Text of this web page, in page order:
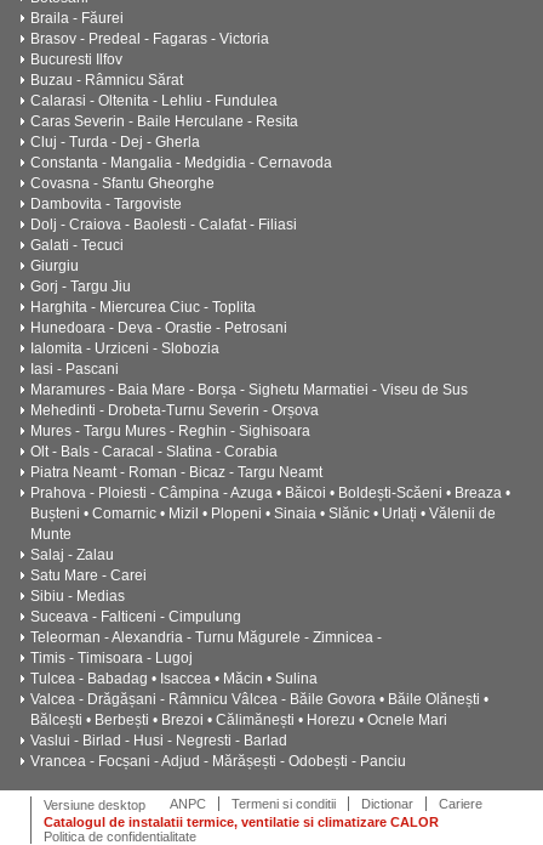
Braila - Făurei
Brasov - Predeal - Fagaras - Victoria
Bucuresti Ilfov
Buzau - Râmnicu Sărat
Calarasi - Oltenita - Lehliu - Fundulea
Caras Severin - Baile Herculane - Resita
Cluj - Turda - Dej - Gherla
Constanta - Mangalia - Medgidia - Cernavoda
Covasna - Sfantu Gheorghe
Dambovita - Targoviste
Dolj - Craiova - Baolesti - Calafat - Filiasi
Galati - Tecuci
Giurgiu
Gorj - Targu Jiu
Harghita - Miercurea Ciuc - Toplita
Hunedoara - Deva - Orastie - Petrosani
Ialomita - Urziceni - Slobozia
Iasi - Pascani
Maramures - Baia Mare - Borșa - Sighetu Marmatiei - Viseu de Sus
Mehedinti - Drobeta-Turnu Severin - Orșova
Mures - Targu Mures - Reghin - Sighisoara
Olt - Bals - Caracal - Slatina - Corabia
Piatra Neamt - Roman - Bicaz - Targu Neamt
Prahova - Ploiesti - Câmpina - Azuga • Băicoi • Boldești-Scăeni • Breaza •
Bușteni • Comarnic • Mizil • Plopeni • Sinaia • Slănic • Urlați • Vălenii de
Munte
Salaj - Zalau
Satu Mare - Carei
Sibiu - Medias
Suceava - Falticeni - Cimpulung
Teleorman - Alexandria - Turnu Măgurele - Zimnicea -
Timis - Timisoara - Lugoj
Tulcea - Babadag • Isaccea • Măcin • Sulina
Valcea - Drăgășani - Râmnicu Vâlcea - Băile Govora • Băile Olănești •
Bălcești • Berbești • Brezoi • Călimănești • Horezu • Ocnele Mari
Vaslui - Birlad - Husi - Negresti - Barlad
Vrancea - Focșani - Adjud - Mărășești - Odobești - Panciu
Versiune desktop ANPC Termeni si conditii Dictionar
Cariere
Catalogul de instalatii termice, ventilatie si climatizare CALOR
Politica de confidentialitate